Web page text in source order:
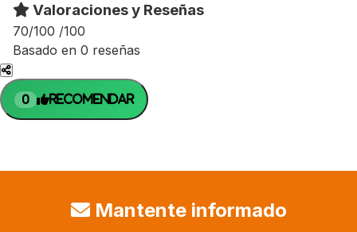
Valoraciones y Reseñas
70/100 /100
Basado en 0 reseñas
0 Recomendar
Mantente informado